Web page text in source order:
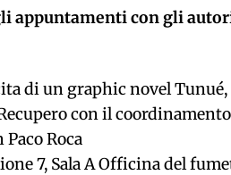
appuntamenti con gli
di un graphic novel
con il
Roca
7, Sala A Officina del